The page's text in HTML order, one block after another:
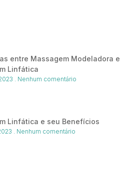
entre Massagem Modeladora e
Linfática
Nenhum comentário
Linfática e seu Benefícios
Nenhum comentário